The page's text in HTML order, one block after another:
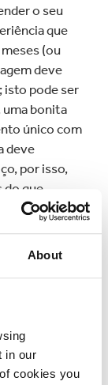
About
in our
cookies you
o seu
que
(ou
deve
isto pode ser
bonita
único com
deve
por isso,
do que
produtos do